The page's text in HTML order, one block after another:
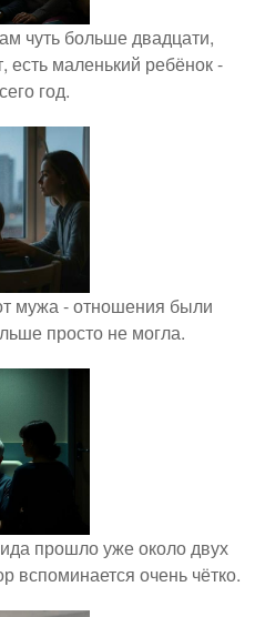
чуть больше двадцати,
есть маленький ребёнок -
год.
мужа - отношения были
просто не могла.
прошло уже около двух
вспоминается очень чётко.